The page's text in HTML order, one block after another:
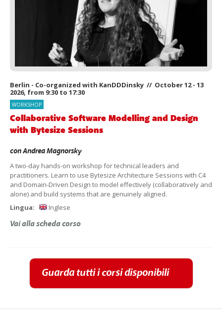
Berlin - Co-organized with KanDDDinsky // October 12 - 13
2026, from 9:30 to 17:30
WORKSHOP
Collaborative Software Modelling and Design
with Bytesize Sessions
conAndrea Magnorsky
A two-day hands-on workshop for technical leaders and
practitioners. Learn to use Bytesize Architecture Sessions with C4
and Domain-Driven Design to model effectively (collaboratively and
alone) and build systems that are genuinely aligned.
Lingua:
Inglese
Vai alla scheda corso
Guarda tutti i corsi disponibili